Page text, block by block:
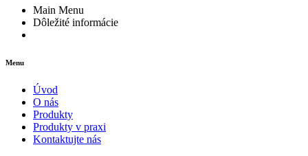
Main Menu
Dôležité informácie
Menu
Úvod
O nás
Produkty
Produkty v praxi
Kontaktujte nás